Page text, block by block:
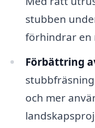
stubben
förhindrar en
Förbättring
och mer